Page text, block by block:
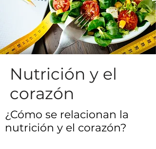
Nutrición y el
corazón
¿Cómo se relacionan la
nutrición y el corazón?